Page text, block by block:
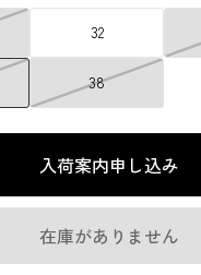
32
38
入荷案内申し込み
在庫がありません